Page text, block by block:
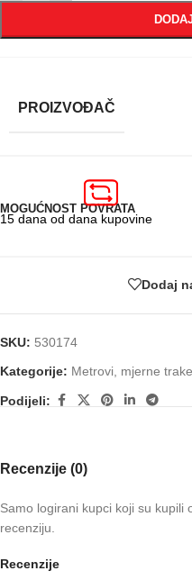
PROIZVOĐAČ
MOGUĆNOST POVRATA
15 dana od dana kupovine
Dodaj
SKU: 530174
Kategorije: Metrovi, mjerne
Podijeli:
Recenzije (0)
Recenzije
Samo logirani kupci koji su kupili
recenziju.